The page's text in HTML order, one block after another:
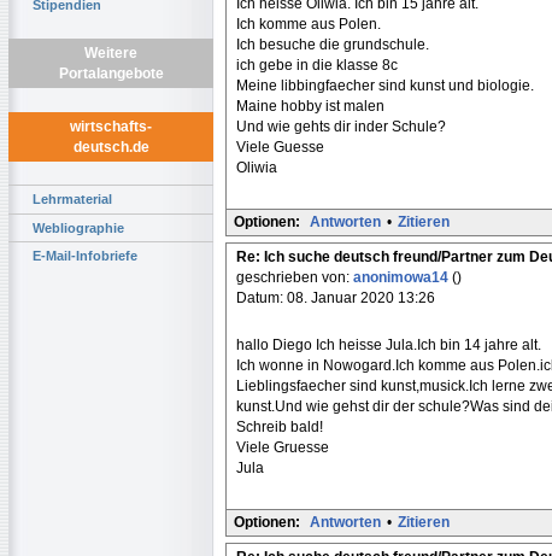
Stipendien
Weitere
Portalangebote
wirtschafts-
deutsch.de
Lehrmaterial
Webliographie
E-Mail-Infobriefe
Ich komme aus Polen.
Ich besuche die grundschule.
ich gebe in die klasse 8c
Meine libbingfaecher sind kunst und biologie.
Maine hobby ist malen
Und wie gehts dir inder Schule?
Viele Guesse
Oliwia
Optionen: Antworten • Zitieren
Re: Ich suche deutsch freund/Partner zum
geschrieben von: anonimowa14 ()
Datum: 08. Januar 2020 13:26
hallo Diego Ich heisse Jula.Ich bin 14 jahre alt.
Ich wonne in Nowogard.Ich komme aus
Lieblingsfaecher sind kunst,musick.Ich lerne
kunst.Und wie gehst dir der schule?Was sind
Schreib bald!
Viele Gruesse
Jula
Optionen: Antworten • Zitieren